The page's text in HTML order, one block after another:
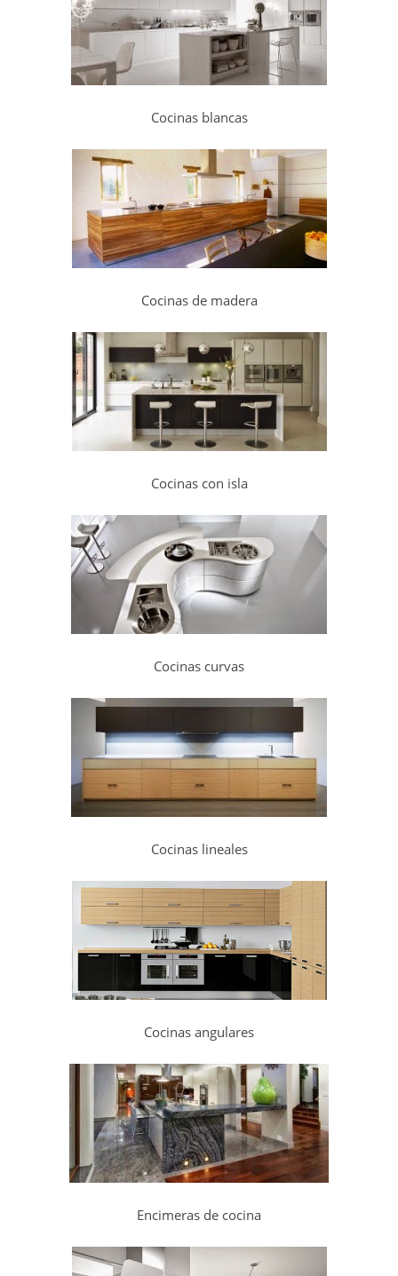
Cocinas blancas
Cocinas de madera
Cocinas con isla
Cocinas curvas
Cocinas lineales
Cocinas angulares
Encimeras de cocina